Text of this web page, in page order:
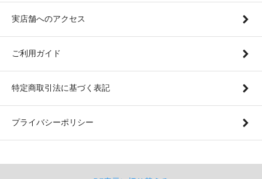
実店舗へのアクセス
ご利用ガイド
特定商取引法に基づく表記
プライバシーポリシー